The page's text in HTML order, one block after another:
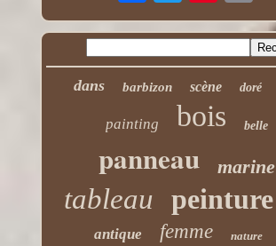
dans barbizon scène doré
painting bois belle
panneau marine
tableau peinture
antique femme nature